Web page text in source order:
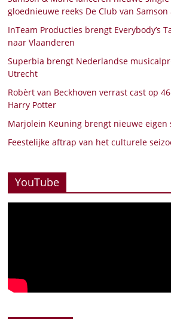
gloednieuwe reeks De Club van Samson
InTeam Producties brengt Everybody’s
naar Vlaanderen
Superbia brengt Nederlandse
Utrecht
Robèrt van Beckhoven verrast cast op
Harry Potter
Marjolein Keuning brengt nieuwe eigen
Feestelijke aftrap van het culturele
YouTube